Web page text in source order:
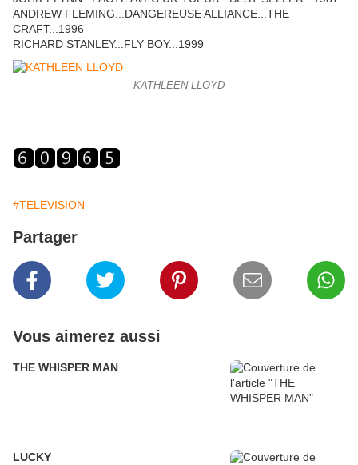
ANDREW FLEMING...DANGEREUSE ALLIANCE...THE
CRAFT...1996
RICHARD STANLEY...FLY BOY...1999
KATHLEEN LLOYD
#TELEVISION
Partager
Vous aimerez aussi
THE WHISPER MAN
LUCKY